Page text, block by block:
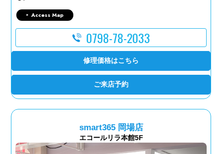
Access Map
0798-78-2033
修理価格はこちら
ご来店予約
smart365 岡場店
エコールリラ本館5F